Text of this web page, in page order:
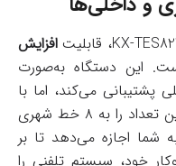
افزایش
این دستگاه به‌صورت
۳ خط شهری و ۸ داخلی پشتیبانی می‌کند، اما با
افزودن کارت‌های افزایشی، می‌توان این تعداد را به ۸ خط شهری
به شما اجازه می‌دهد تا بر
خود، سیستم تلفنی را